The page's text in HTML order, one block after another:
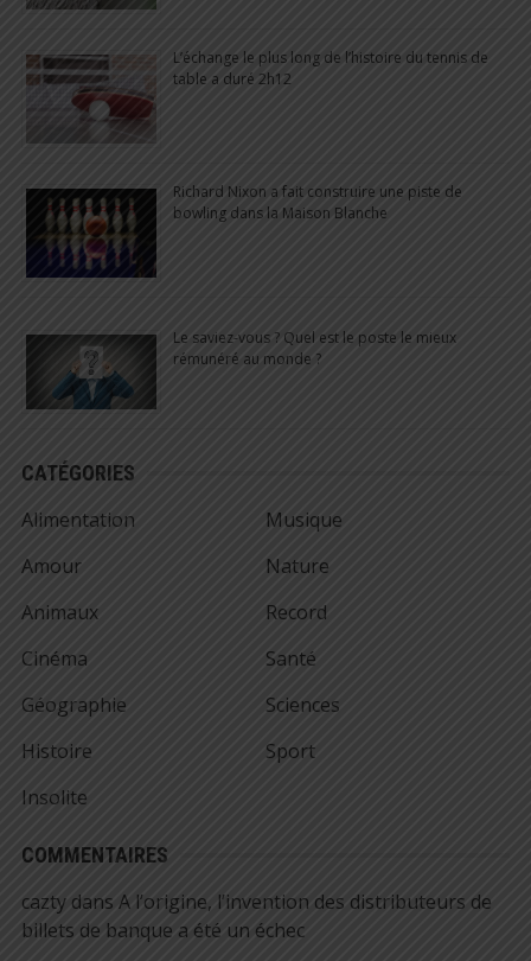
L’échange le plus long de l’histoire du tennis de
table a duré 2h12
Richard Nixon a fait construire une piste de
bowling dans la Maison Blanche
Le saviez-vous ? Quel est le poste le mieux
rémunéré au monde ?
CATÉGORIES
Alimentation
Amour
Animaux
Cinéma
Géographie
Histoire
Insolite
Musique
Nature
Record
Santé
Sciences
Sport
COMMENTAIRES
caztydans A l’origine, l’invention des distributeurs de
billets de banque a été un échec